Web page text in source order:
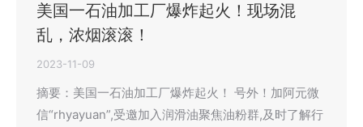
美国一石油加工厂爆炸起火！现场混
乱，浓烟滚滚！
2023-11-09
摘要：美国一石油加工厂爆炸起火！ 号外！加阿元微
信“rhyayuan”,受邀加入润滑油聚焦油粉群,及时了解行